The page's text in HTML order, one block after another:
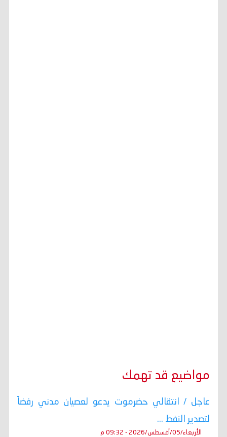
مواضيع قد تهمك
عاجل / انتقالي حضرموت يدعو لعصيان مدني رفضاً
لتصدير النفط ...
الأربعاء/05/أغسطس/2026 - 09:32 م